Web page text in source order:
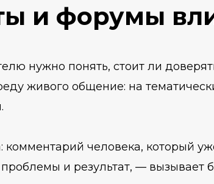
и форумы
нужно понять, стоит ли
живого общение: на
комментарий человека, который
и результат, —